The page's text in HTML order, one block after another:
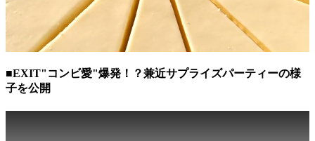
■EXIT"コンビ愛"爆発！？兼近サプライズパーティーの様
子を公開